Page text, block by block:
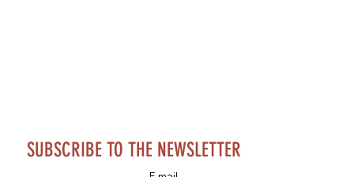
SUBSCRIBE TO THE NEWSLETTER